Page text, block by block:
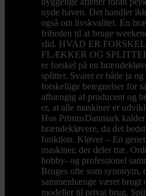
nyde haven. Det handler
også om livskvalitet. En
friheden til at bruge
slid. HVAD ER
FLÆKKER OG
er forskel på en
splitter. Svaret er både ja
forskellige betegnelser for
afhængig af producent og
er, at alle maskiner er
Hos PrimusDanmark
brændekløvere, da det
funktion. Kløver – En
maskiner, der deler træ.
hobby- og professionel
Bruges ofte som synonym,
sammenhænge været brugt
modeller til privat brug.